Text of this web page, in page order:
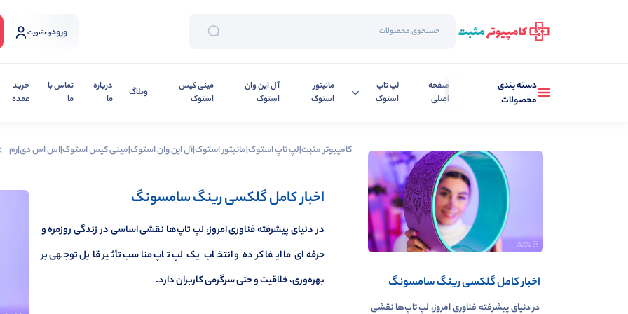
ورودو عضویت
دسته بندی
محصولات
صفحه
اصلی
لپ تاپ
استوک
مانیتور
استوک
آل این وان
استوک
مینی کیس
استوک
وبلاگ
درباره
ما
تماس با
ما
خرید
عمده
اخبار کامل گلکسی رینگ سامسونگ
در دنیای پیشرفته فناوری امروز، لپ تاپ‌ها نقشی
کامپیوتر مثبت|لپ تاپ استوک|مانیتور استوک|آل این وان استوک|مینی کیس استوک|اس اس دی|رم
اخبار کامل گلکسی رینگ سامسونگ
در دنیای پیشرفته فناوری امروز، لپ تاپ‌ها نقشی اساسی در زندگی روزمره و
حرفه‌ای ما ایفا کرده و انتخاب یک لپ تاپ مناسب تأثیر قابل توجهی بر
بهره‌وری، خلاقیت و حتی سرگرمی کاربران دارد.